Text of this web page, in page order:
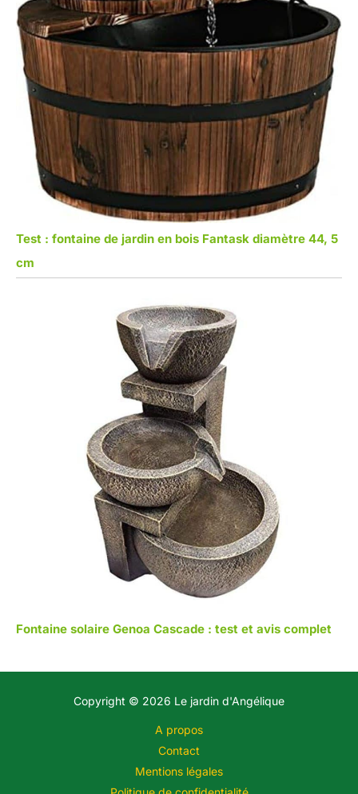
Test : fontaine de jardin en bois Fantask diamètre 44, 5
cm
Fontaine solaire Genoa Cascade : test et avis complet
Copyright © 2026 Le jardin d'Angélique
A propos
Contact
Mentions légales